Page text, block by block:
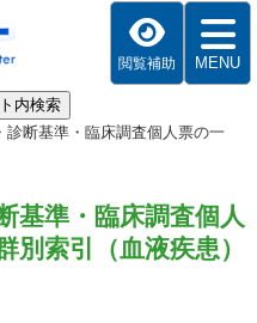
閲覧補助 MENU
診断基準・臨床調査個人票の一
基準・臨床調査個人
索引（血液疾患）